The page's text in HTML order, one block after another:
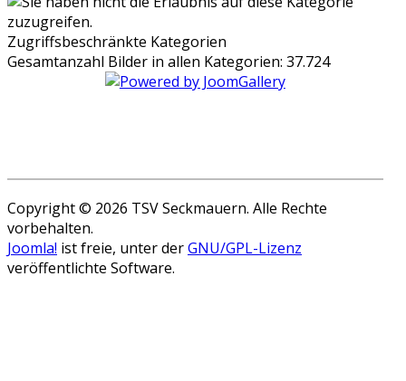
Zugriffsbeschränkte Kategorien
Gesamtanzahl Bilder in allen Kategorien: 37.724
Copyright © 2026 TSV Seckmauern. Alle Rechte
vorbehalten.
Joomla! ist freie, unter derGNU/GPL-Lizenz
veröffentlichte Software.